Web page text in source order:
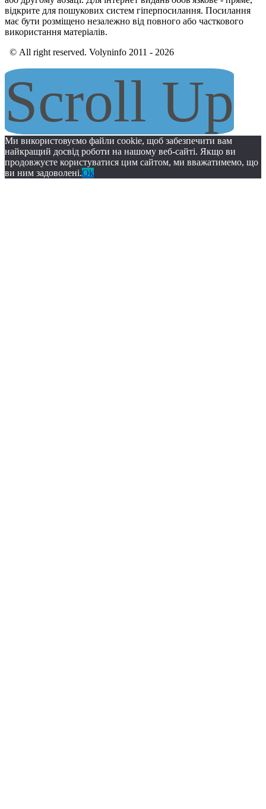
відкрите для пошукових систем гіперпосилання. Посилання
має бути розміщено незалежно від повного або часткового
використання матеріалів.
© All right reserved. Volyninfo 2011 - 2026
Scroll Up
Ми використовуємо файли cookie, щоб забезпечити вам
найкращий досвід роботи на нашому веб-сайті. Якщо ви
продовжуєте користуватися цим сайтом, ми вважатимемо, що
ви ним задоволені.Ok